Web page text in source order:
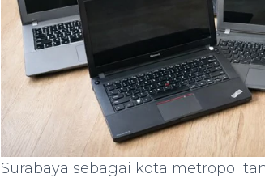
Surabaya sebagai kota